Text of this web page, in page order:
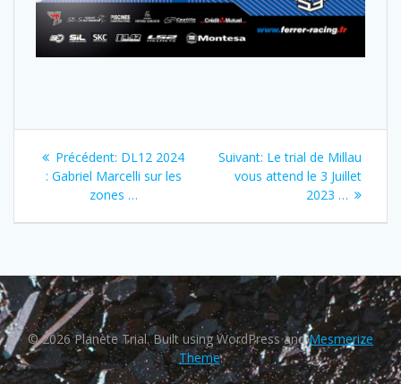
Précédent: DL12 2024
: Gabriel Marcelli sur les
zones …
Suivant: Le trial de Millau
vous attend le 3 Juillet
2023 …
© 2026 Planète Trial. Built using WordPress andMesmerize
Theme.